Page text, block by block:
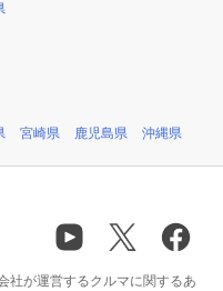
宮崎県 鹿児島県 沖縄県
社が運営するクルマに関するあ